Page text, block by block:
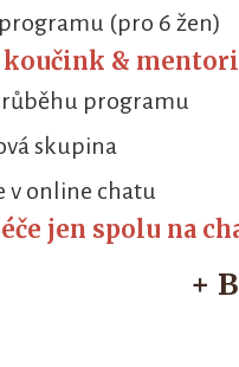
(pro 6 žen)
&
programu
skupina
v online chatu
jen spolu na
+